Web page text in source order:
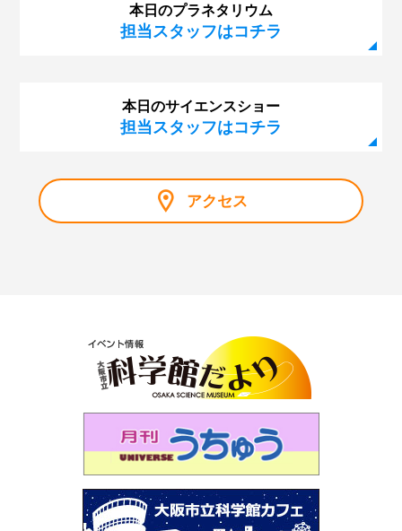
第122回 プラネタリウム「はるかなる大マゼラン雲」
第120回 幼児のための企画展「にじのせかい」
第118回 企画展「大阪市立科学館資料で見るノーベル賞
第114回 「空を眺めると…～夏の雲はモクモク雲～」
第113回 プラネタリウム「木星と土星を見よう」
第111回 企画展「石は地球のワンダー～鉱物と化石に魅
せられた2人のコレクション～」
第110回 プラネタリウム「見えない宇宙のミステリー～
謎の光・Ｘ線をとらえろ～」
本日のプラネタリウム
担当スタッフはコチラ
本日のサイエンスショー
担当スタッフはコチラ
アクセス